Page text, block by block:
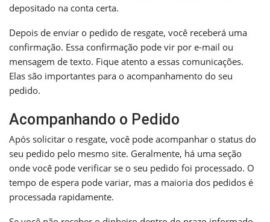
depositado na conta certa.
Depois de enviar o pedido de resgate, você receberá uma
confirmação. Essa confirmação pode vir por e-mail ou
mensagem de texto. Fique atento a essas comunicações.
Elas são importantes para o acompanhamento do seu
pedido.
Acompanhando o Pedido
Após solicitar o resgate, você pode acompanhar o status do
seu pedido pelo mesmo site. Geralmente, há uma seção
onde você pode verificar se o seu pedido foi processado. O
tempo de espera pode variar, mas a maioria dos pedidos é
processada rapidamente.